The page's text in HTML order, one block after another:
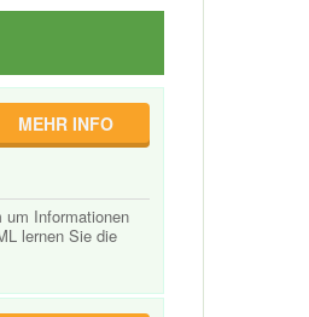
MEHR INFO
Informationen
lernen Sie die